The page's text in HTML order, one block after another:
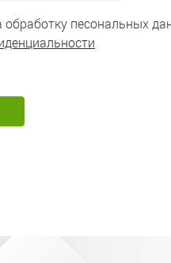
обработку песональных